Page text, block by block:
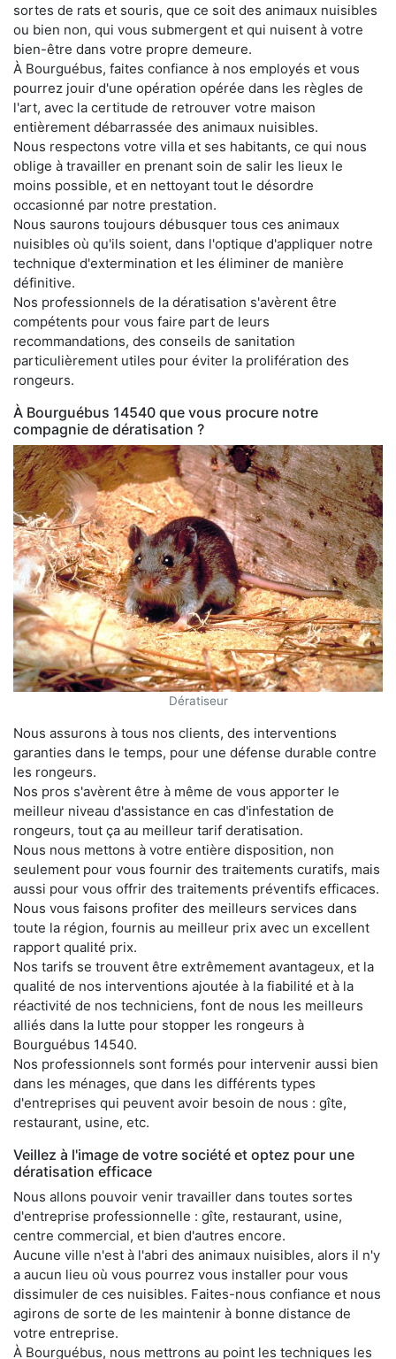
sortes de rats et souris, que ce soit des animaux nuisibles
ou bien non, qui vous submergent et qui nuisent à votre
bien-être dans votre propre demeure.
À Bourguébus, faites confiance à nos employés et vous
pourrez jouir d'une opération opérée dans les règles de
l'art, avec la certitude de retrouver votre maison
entièrement débarrassée des animaux nuisibles.
Nous respectons votre villa et ses habitants, ce qui nous
oblige à travailler en prenant soin de salir les lieux le
moins possible, et en nettoyant tout le désordre
occasionné par notre prestation.
Nous saurons toujours débusquer tous ces animaux
nuisibles où qu'ils soient, dans l'optique d'appliquer notre
technique d'extermination et les éliminer de manière
définitive.
Nos professionnels de la dératisation s'avèrent être
compétents pour vous faire part de leurs
recommandations, des conseils de sanitation
particulièrement utiles pour éviter la prolifération des
rongeurs.
À Bourguébus 14540 que vous procure notre
compagnie de dératisation ?
Dératiseur
Nous assurons à tous nos clients, des interventions
garanties dans le temps, pour une défense durable contre
les rongeurs.
Nos pros s'avèrent être à même de vous apporter le
meilleur niveau d'assistance en cas d'infestation de
rongeurs, tout ça au meilleur tarif deratisation.
Nous nous mettons à votre entière disposition, non
seulement pour vous fournir des traitements curatifs, mais
aussi pour vous offrir des traitements préventifs efficaces.
Nous vous faisons profiter des meilleurs services dans
toute la région, fournis au meilleur prix avec un excellent
rapport qualité prix.
Nos tarifs se trouvent être extrêmement avantageux, et la
qualité de nos interventions ajoutée à la fiabilité et à la
réactivité de nos techniciens, font de nous les meilleurs
alliés dans la lutte pour stopper les rongeurs à
Bourguébus 14540.
Nos professionnels sont formés pour intervenir aussi bien
dans les ménages, que dans les différents types
d'entreprises qui peuvent avoir besoin de nous : gîte,
restaurant, usine, etc.
Veillez à l'image de votre société et optez pour une
dératisation efficace
Nous allons pouvoir venir travailler dans toutes sortes
d'entreprise professionnelle : gîte, restaurant, usine,
centre commercial, et bien d'autres encore.
Aucune ville n'est à l'abri des animaux nuisibles, alors il n'y
a aucun lieu où vous pourrez vous installer pour vous
dissimuler de ces nuisibles. Faites-nous confiance et nous
agirons de sorte de les maintenir à bonne distance de
votre entreprise.
À Bourguébus, nous mettrons au point les techniques les